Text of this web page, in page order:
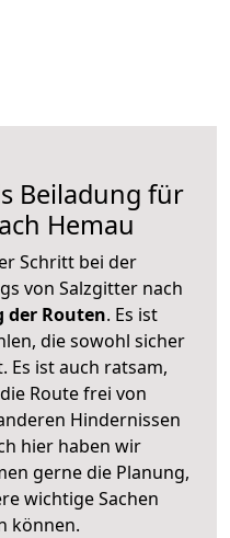
Beiladung für
Hemau
Schritt bei der
von Salzgitter nach
der Routen. Es ist
die sowohl sicher
Es ist auch ratsam,
Route frei von
Hindernissen
hier haben wir
gerne die Planung,
wichtige Sachen
können.